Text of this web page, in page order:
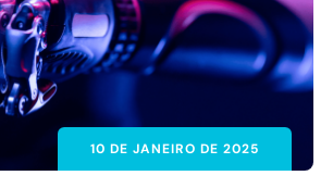
10 DE JANEIRO DE 2025